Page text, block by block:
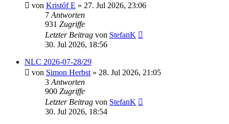
von Kristóf E » 27. Jul 2026, 23:06
7 Antworten
931 Zugriffe
Letzter Beitrag von StefanK
30. Jul 2026, 18:56
NLC 2026-07-28/29
von Simon Herbst » 28. Jul 2026, 21:05
3 Antworten
900 Zugriffe
Letzter Beitrag von StefanK
30. Jul 2026, 18:54